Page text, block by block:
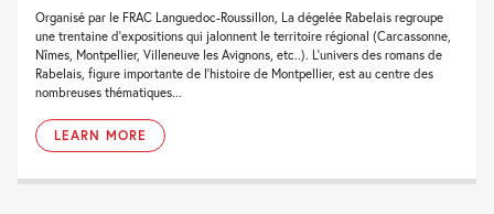
Organisé par le FRAC Languedoc-Roussillon, La dégelée Rabelais regroupe
une trentaine d’expositions qui jalonnent le territoire régional (Carcassonne,
Nîmes, Montpellier, Villeneuve les Avignons, etc..). L’univers des romans de
Rabelais, figure importante de l’histoire de Montpellier, est au centre des
nombreuses thématiques...
LEARN MORE